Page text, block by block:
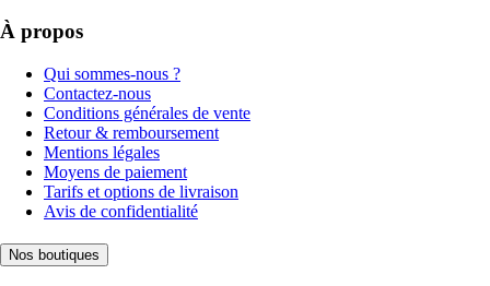
À propos
Qui sommes-nous ?
Contactez-nous
Conditions générales de vente
Retour & remboursement
Mentions légales
Moyens de paiement
Tarifs et options de livraison
Avis de confidentialité
Nos boutiques